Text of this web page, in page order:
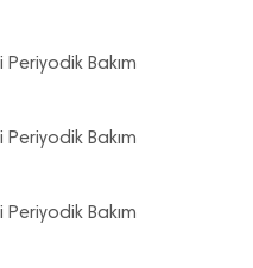
Bakım
Bakım
Bakım